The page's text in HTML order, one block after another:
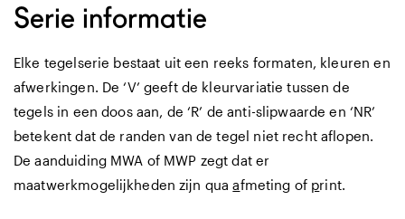
Serie informatie
Elke tegelserie bestaat uit een reeks formaten, kleuren en
afwerkingen. De ‘V’ geeft de kleurvariatie tussen de
tegels in een doos aan, de ‘R’ de anti-slipwaarde en ‘NR’
betekent dat de randen van de tegel niet recht aflopen.
De aanduiding MWA of MWP zegt dat er
maatwerkmogelijkheden zijn quaafmeting of print.